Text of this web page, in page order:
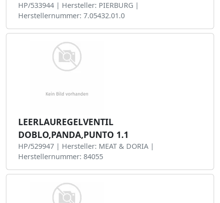
HP/533944 | Hersteller: PIERBURG |
Herstellernummer: 7.05432.01.0
LEERLAUREGELVENTIL
DOBLO,PANDA,PUNTO 1.1
HP/529947 | Hersteller: MEAT & DORIA |
Herstellernummer: 84055